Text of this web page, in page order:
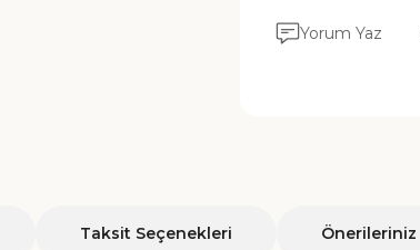
Yorum Yaz
Taksit Seçenekleri Önerileriniz